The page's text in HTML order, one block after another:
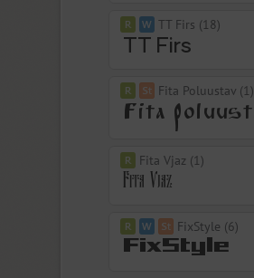
TT Firs (18)
Fita Poluustav (1)
Fita Vjaz (1)
FixStyle (6)